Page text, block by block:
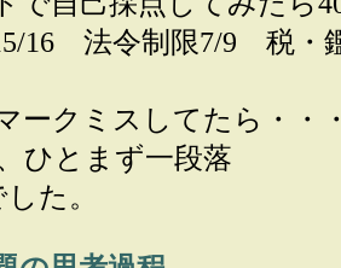
16 法令制限7/9 税・
ークミスしてたら・・
ひとまず一段落
た。